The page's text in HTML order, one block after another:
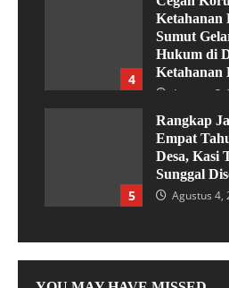
4
Ketahanan
Sumut
Hukum di
Ketahanan
Agustus 5,
5
Rangkap
Empat
Desa, Kasi
Sunggal
Agustus 4,